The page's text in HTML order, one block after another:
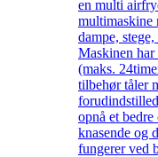
en multi
multimaskine
dampe,
Maskinen
(maks.
tilbehør tåler
opnå et
knasende og
fungerer ved